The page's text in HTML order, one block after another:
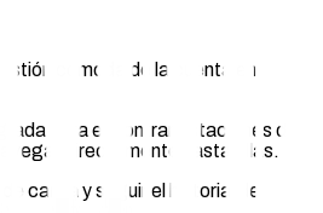
cómoda de la cuenta en
para encontrar estaciones de
directamente hasta ellas.
carga y seguir el historial de